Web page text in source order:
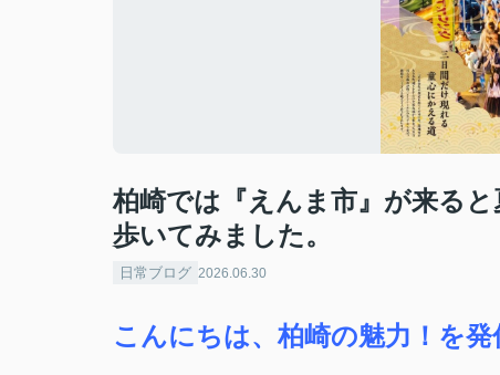
柏崎では『えんま市』が来る
歩いてみました。
日常ブログ 2026.06.30
こんにちは、柏崎の魅力！を